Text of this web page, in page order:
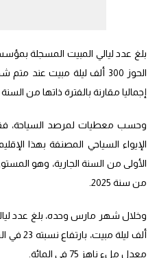
بلغ عدد ليالي المبيت المسجلة
الحوز 300 ألف ليلة مبيت
إجماليا مقارنة بالفترة ذاتها من
وحسب معطيات لمرصد
الأولى من السنة الجارية، وهو
من سنة 2025.
معدل ملء ناهز 75 في المائة.